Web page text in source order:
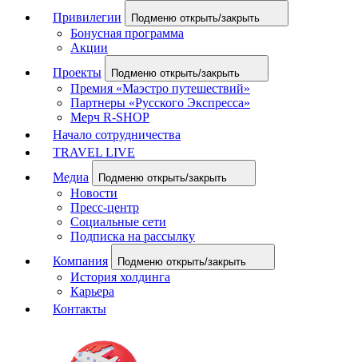
Привилегии
Подменю открыть/закрыть
Бонусная программа
Акции
Проекты
Подменю открыть/закрыть
Премия «Маэстро путешествий»
Партнеры «Русского Экспресса»
Мерч R-SHOP
Начало сотрудничества
TRAVEL LIVE
Медиа
Подменю открыть/закрыть
Новости
Пресс-центр
Социальные сети
Подписка на рассылку
Компания
Подменю открыть/закрыть
История холдинга
Карьера
Контакты